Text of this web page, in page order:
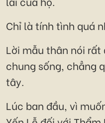
Chỉ là tính tình quá
Lời mẫu thân nói rất
chung sống, chẳng
tây.
Lúc ban đầu, vì